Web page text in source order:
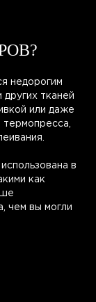
недорогим
тканей
или даже
термопресса,
в
как
чем вы могли